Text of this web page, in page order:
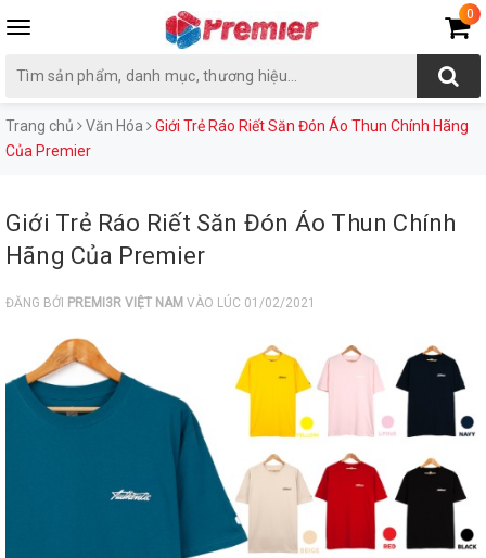
Toggle
0
Trang chủ Văn Hóa
Giới Trẻ Ráo Riết Săn Đón Áo Thun Chính Hãng
Của Premier
Giới Trẻ Ráo Riết Săn Đón Áo Thun Chính
Hãng Của Premier
ĐĂNG BỞI PREMI3R VIỆT NAM VÀO LÚC 01/02/2021